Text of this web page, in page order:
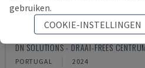
PUMA 2600Y II
DN SOLUTIONS - DRAAI-FREES
PORTUGAL 2024
gebruiken.
COOKIE-INSTELLINGEN